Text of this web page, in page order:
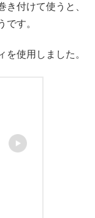
付けて使うと、
です。
を使用しました。